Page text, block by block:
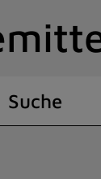
Suche